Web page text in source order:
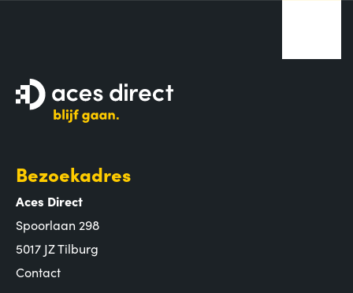
Bezoekadres
Aces Direct
Spoorlaan 298
5017 JZ Tilburg
Contact